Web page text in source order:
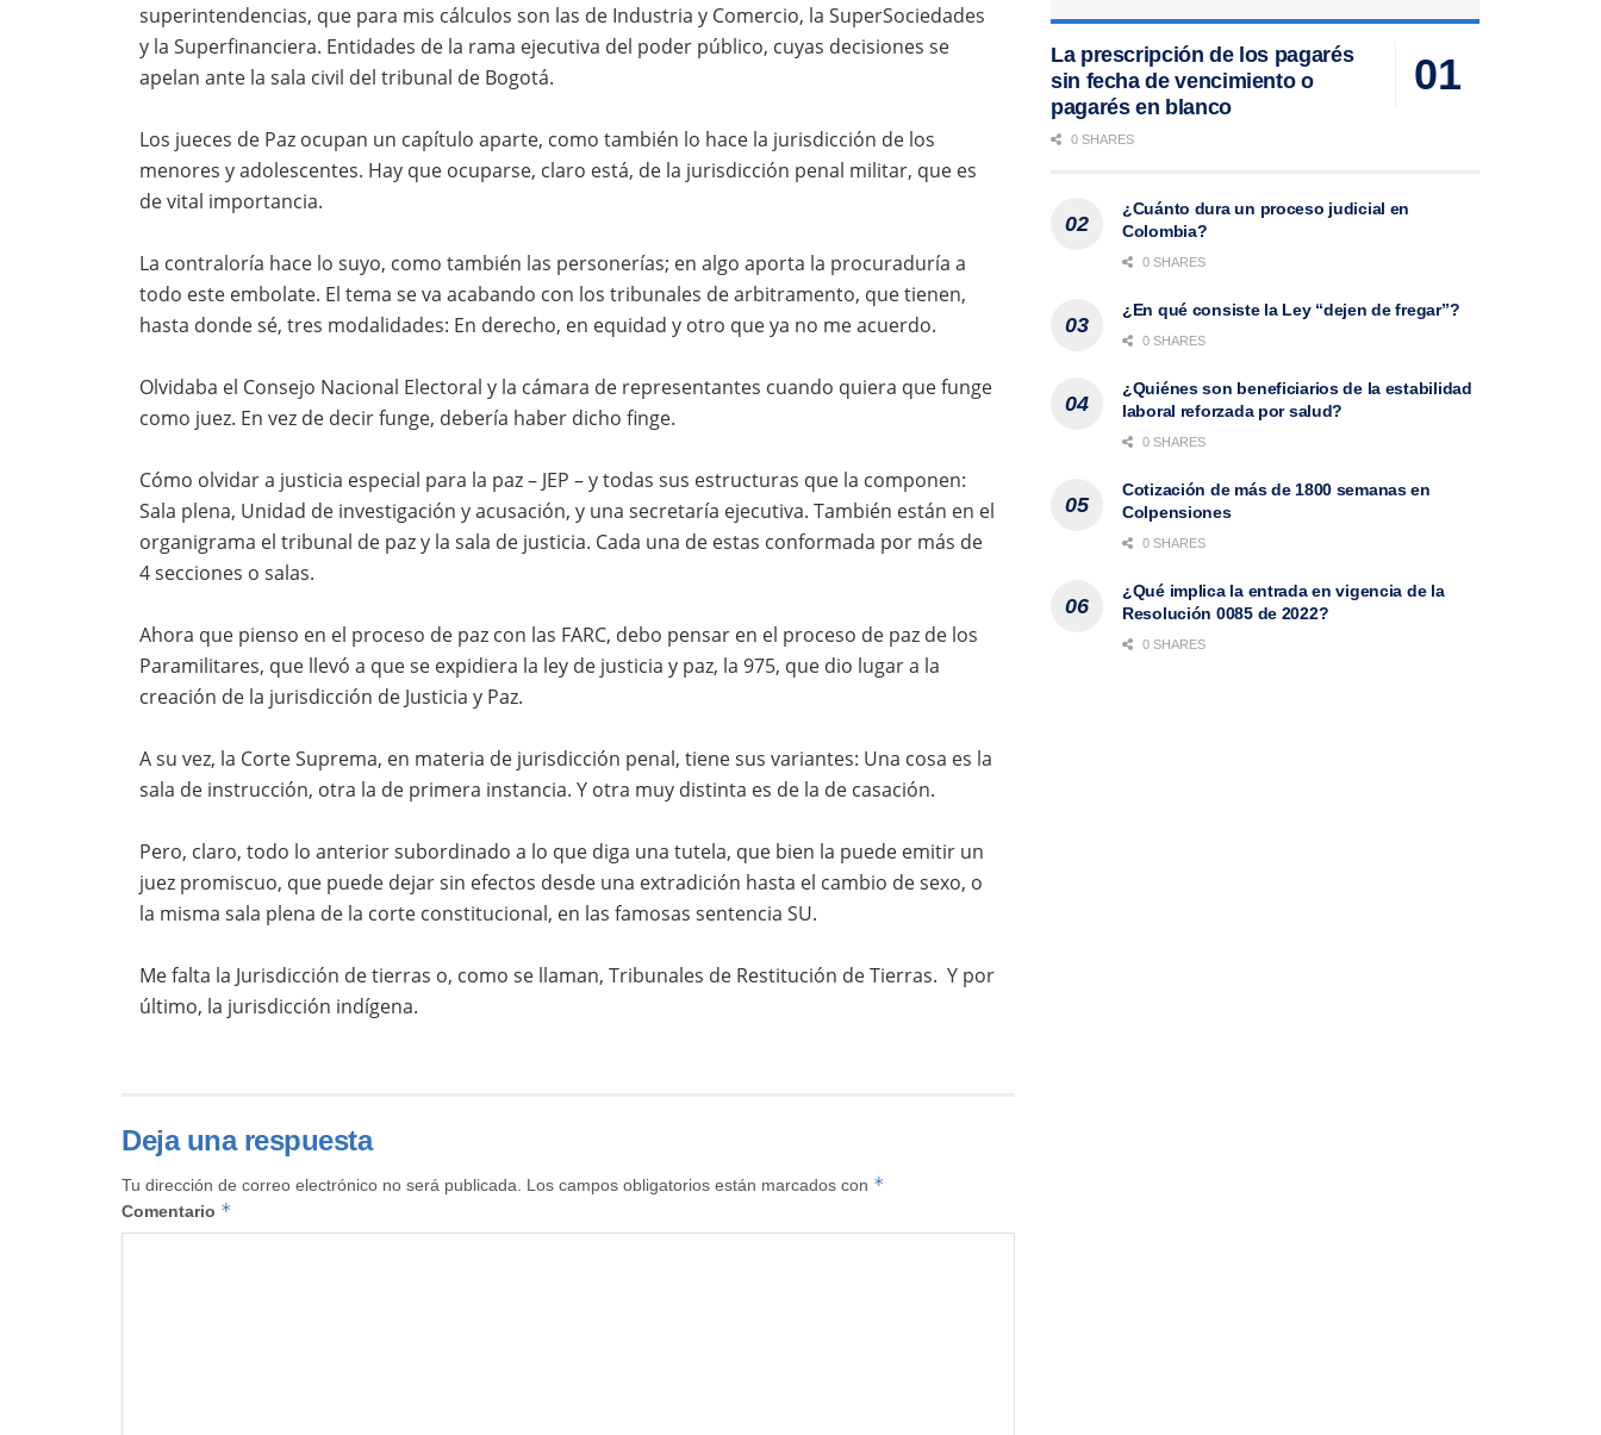
superintendencias, que para mis cálculos son las de Industria y Comercio, la SuperSociedades
y la Superfinanciera. Entidades de la rama ejecutiva del poder público, cuyas decisiones se
apelan ante la sala civil del tribunal de Bogotá.
Los jueces de Paz ocupan un capítulo aparte, como también lo hace la jurisdicción de los
menores y adolescentes. Hay que ocuparse, claro está, de la jurisdicción penal militar, que es
de vital importancia.
La contraloría hace lo suyo, como también las personerías; en algo aporta la procuraduría a
todo este embolate. El tema se va acabando con los tribunales de arbitramento, que tienen,
hasta donde sé, tres modalidades: En derecho, en equidad y otro que ya no me acuerdo.
Olvidaba el Consejo Nacional Electoral y la cámara de representantes cuando quiera que funge
como juez. En vez de decir funge, debería haber dicho finge.
Cómo olvidar a justicia especial para la paz – JEP – y todas sus estructuras que la componen:
Sala plena, Unidad de investigación y acusación, y una secretaría ejecutiva. También están en el
organigrama el tribunal de paz y la sala de justicia. Cada una de estas conformada por más de
4 secciones o salas.
Ahora que pienso en el proceso de paz con las FARC, debo pensar en el proceso de paz de los
Paramilitares, que llevó a que se expidiera la ley de justicia y paz, la 975, que dio lugar a la
creación de la jurisdicción de Justicia y Paz.
A su vez, la Corte Suprema, en materia de jurisdicción penal, tiene sus variantes: Una cosa es la
sala de instrucción, otra la de primera instancia. Y otra muy distinta es de la de casación.
Pero, claro, todo lo anterior subordinado a lo que diga una tutela, que bien la puede emitir un
juez promiscuo, que puede dejar sin efectos desde una extradición hasta el cambio de sexo, o
la misma sala plena de la corte constitucional, en las famosas sentencia SU.
Me falta la Jurisdicción de tierras o, como se llaman, Tribunales de Restitución de Tierras. Y por
último, la jurisdicción indígena.
Deja una respuesta
Tu dirección de correo electrónico no será publicada. Los campos obligatorios están marcados con *
Comentario *
La prescripción de los pagarés
sin fecha de vencimiento o
pagarés en blanco
0 SHARES
¿Cuánto dura un proceso judicial en
Colombia?
0 SHARES
¿En qué consiste la Ley “dejen de fregar”?
0 SHARES
¿Quiénes son beneficiarios de la estabilidad
laboral reforzada por salud?
0 SHARES
Cotización de más de 1800 semanas en
Colpensiones
0 SHARES
¿Qué implica la entrada en vigencia de la
Resolución 0085 de 2022?
0 SHARES